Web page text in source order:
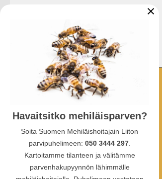
YHTEYSTIEDOT
Ullanlinnankatu 1 A 3
00130 Helsinki
puhelin:
010 387 4770
sähköposti: sml(at)hunaja.net
Havaitsitko mehiläisparven?
Soita Suomen Mehiläishoitajain Liiton
parvipuhelimeen: 050 3444 297.
Kartoitamme tilanteen ja välitämme
parvenhakupyynnön lähimmälle
×